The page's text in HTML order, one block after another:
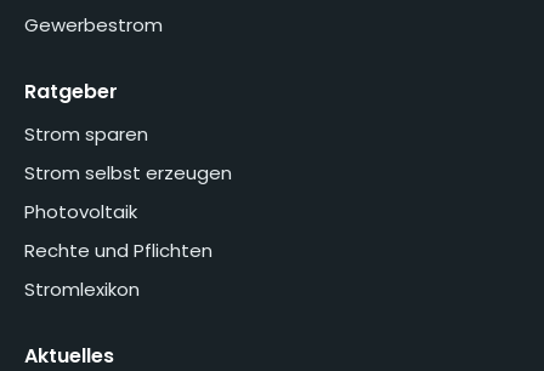
Gewerbestrom
Ratgeber
Strom sparen
Strom selbst erzeugen
Photovoltaik
Rechte und Pflichten
Stromlexikon
Aktuelles